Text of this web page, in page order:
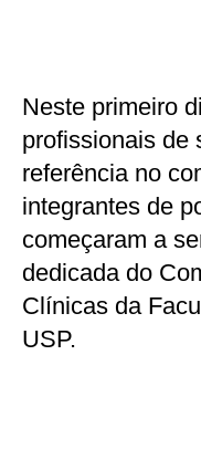
Neste primeiro
profissionais de
referência no
integrantes de
começaram a
dedicada do
Clínicas da
USP.